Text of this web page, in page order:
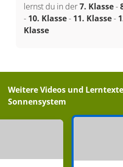
lernst du in der7. Klasse-
- 10. Klasse- 11. Klasse-
Klasse
Weitere Videos und
Sonnensystem